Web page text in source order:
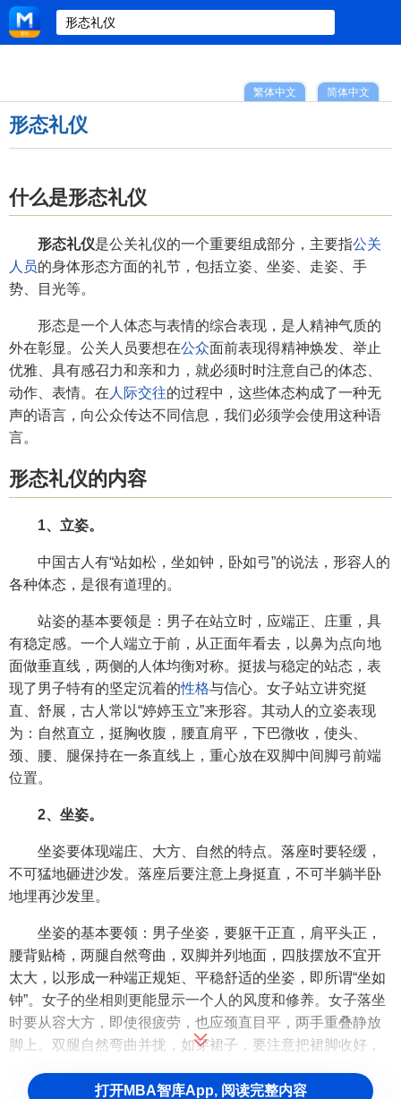
简体中文
繁体中文
形态礼仪
什么是形态礼仪
形态礼仪是公关礼仪的一个重要组成部分，主要指公关
人员的身体形态方面的礼节，包括立姿、坐姿、走姿、手
势、目光等。
形态是一个人体态与表情的综合表现，是人精神气质的
外在彰显。公关人员要想在公众面前表现得精神焕发、举止
优雅、具有感召力和亲和力，就必须时时注意自己的体态、
动作、表情。在 人际交往的过程中，这些体态构成了一种无
声的语言，向公众传达不同信息，我们必须学会使用这种语
言。
形态礼仪的内容
1、立姿。
中国古人有“站如松，坐如钟，卧如弓”的说法，形容人的
各种体态，是很有道理的。
站姿的基本要领是：男子在站立时，应端正、庄重，具
有稳定感。一个人端立于前，从正面年看去，以鼻为点向地
面做垂直线，两侧的人体均衡对称。挺拔与稳定的站态，表
现了男子特有的坚定沉着的性格与信心。女子站立讲究挺
直、舒展，古人常以“婷婷玉立”来形容。其动人的立姿表现
为：自然直立，挺胸收腹，腰直肩平，下巴微收，使头、
颈、腰、腿保持在一条直线上，重心放在双脚中间脚弓前端
位置。
2、坐姿。
坐姿要体现端庄、大方、自然的特点。落座时要轻缓，
不可猛地砸进沙发。落座后要注意上身挺直，不可半躺半卧
地埋再沙发里。
坐姿的基本要领：男子坐姿，要躯干正直，肩平头正，
腰背贴椅，两腿自然弯曲，双脚并列地面，四肢摆放不宜开
太大，以形成一种端正规矩、平稳舒适的坐姿，即所谓“坐如
钟”。女子的坐相则更能显示一个人的风度和修养。女子落坐
时要从容大方，即使很疲劳，也应颈直目平，两手重叠静放
脚上。双腿自然弯曲并拢，如穿裙子，要注意把裙脚收好，
后再迈步。女子优美坐姿六种：
打开MBA智库App, 阅读完整内容